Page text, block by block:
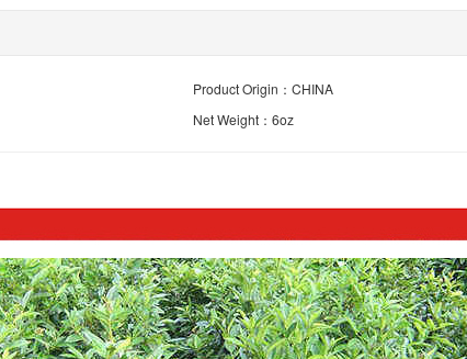
Product Origin：CHINA
Net Weight：6oz